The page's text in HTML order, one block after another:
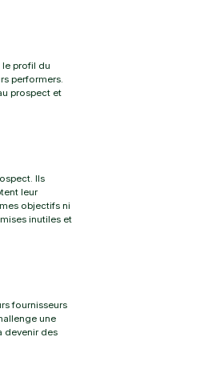
le profil du
performers.
prospect et
Ils
leur
objectifs ni
inutiles et
fournisseurs
une
devenir des